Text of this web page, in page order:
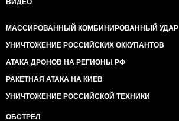
ВИДЕО
МАССИРОВАННЫЙ КОМБИНИРОВАННЫЙ УДАР
УНИЧТОЖЕНИЕ РОССИЙСКИХ ОККУПАНТОВ
АТАКА ДРОНОВ НА РЕГИОНЫ РФ
РАКЕТНАЯ АТАКА НА КИЕВ
УНИЧТОЖЕНИЕ РОССИЙСКОЙ ТЕХНИКИ
ОБСТРЕЛ